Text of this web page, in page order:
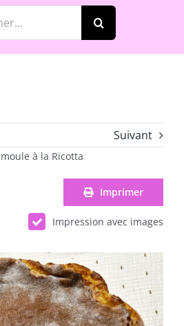
Suivant
à la Ricotta
Imprimer
Impression avec images